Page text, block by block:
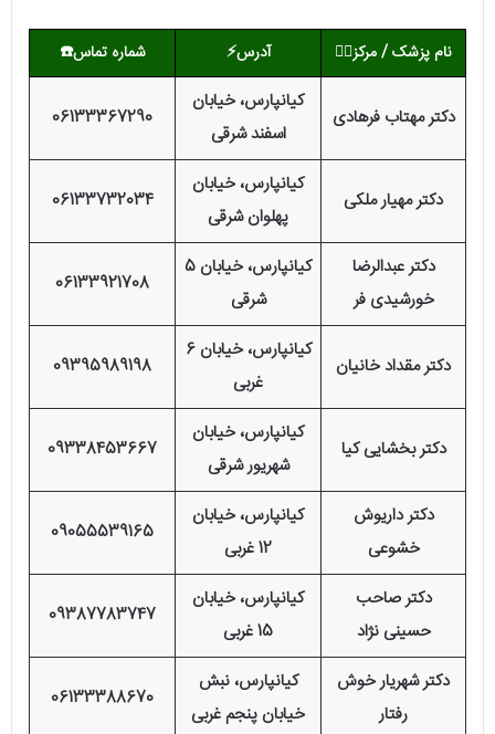
نام پزشک / مرکز👨‍⚕️ آدرس⚡ شماره تماس☎️
دکتر مهتاب فرهادی
کیانپارس، خیابان
اسفند شرقی
06133367290
دکتر مهیار ملکی
کیانپارس، خیابان
پهلوان شرقی
06133732034
دکتر عبدالرضا
خورشیدی فر
کیانپارس، خیابان 5
شرقی
06133921708
دکتر مقداد خانیان
کیانپارس، خیابان 6
غربی
09395989198
دکتر بخشایی کیا
کیانپارس، خیابان
شهریور شرقی
09338453667
دکتر داریوش
خشوعی
کیانپارس، خیابان
12 غربی
09055539165
دکتر صاحب
حسینی نژاد
کیانپارس، خیابان
15 غربی
09387783747
دکتر شهریار خوش
رفتار
کیانپارس، نبش
خیابان پنجم غربی
06133388670